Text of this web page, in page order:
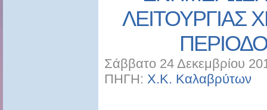
ΛΕΙΤΟΥΡΓΙΑΣ
Σάββατο 24 Δεκεμβρίου
ΠΗΓΗ: Χ.Κ. Καλαβρύτων